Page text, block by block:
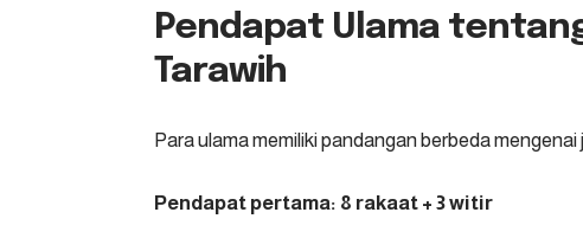
Pendapat Ulama
Tarawih
Para ulama memiliki pandangan berbeda
Pendapat pertama: 8 rakaat + 3 witir